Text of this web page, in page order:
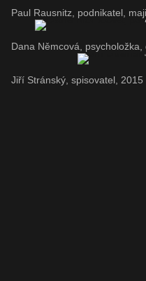
Paul Rausnitz, podnikatel,
Dana Němcová, psycholožka,
Jiří Stránský, spisovatel, 2015